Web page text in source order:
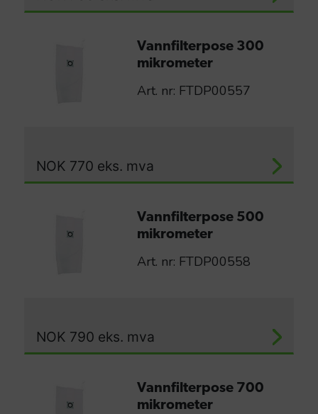
Vannfilterpose 300
mikrometer
Art. nr: FTDP00557
NOK 770 eks. mva
Vannfilterpose 500
mikrometer
Art. nr: FTDP00558
NOK 790 eks. mva
Vannfilterpose 700
mikrometer